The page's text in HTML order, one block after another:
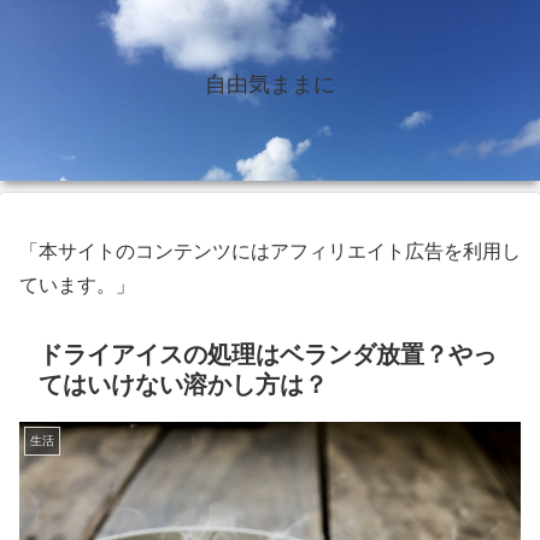
自由気ままに
「本サイトのコンテンツにはアフィリエイト広告を利用し
ています。」
ドライアイスの処理はベランダ放置？やっ
てはいけない溶かし方は？
生活